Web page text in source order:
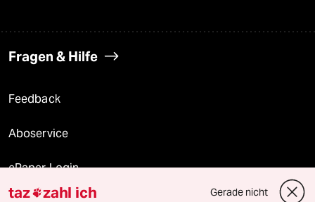
Fragen & Hilfe
Feedback
Aboservice
ePaper Login
taz zahl ich Gerade nicht